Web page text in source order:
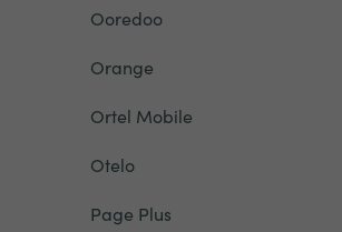
Ooredoo
Orange
Ortel Mobile
Otelo
Page Plus